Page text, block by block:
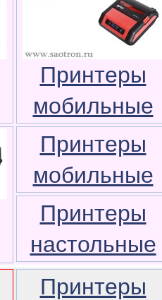
Принтеры
мобильные
Принтеры
мобильные
Принтеры
настольные
Принтеры